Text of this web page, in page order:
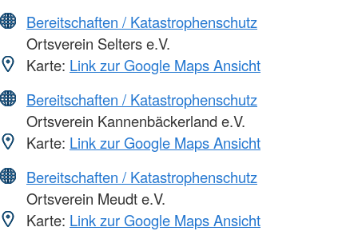
Bereitschaften / Katastrophenschutz
Ortsverein Selters e.V.
Karte: Link zur Google Maps Ansicht
Bereitschaften / Katastrophenschutz
Ortsverein Kannenbäckerland e.V.
Karte: Link zur Google Maps Ansicht
Bereitschaften / Katastrophenschutz
Ortsverein Meudt e.V.
Karte: Link zur Google Maps Ansicht